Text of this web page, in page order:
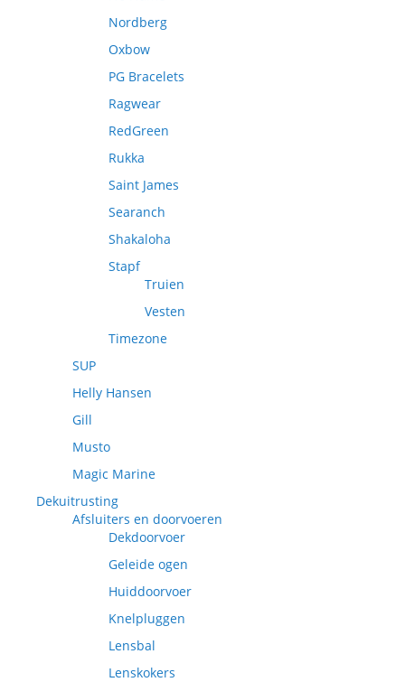
Nordberg
Oxbow
PG Bracelets
Ragwear
RedGreen
Rukka
Saint James
Searanch
Shakaloha
Stapf
Truien
Vesten
Timezone
SUP
Helly Hansen
Gill
Musto
Magic Marine
Dekuitrusting
Afsluiters en doorvoeren
Dekdoorvoer
Geleide ogen
Huiddoorvoer
Knelpluggen
Lensbal
Lenskokers